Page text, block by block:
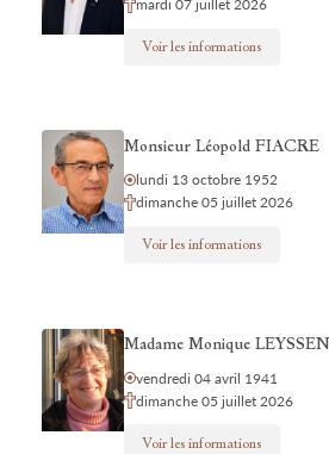
mardi 07 juillet 2026
Voir les informations
Monsieur Léopold FIACRE
lundi 13 octobre 1952
dimanche 05 juillet 2026
Voir les informations
Madame Monique
vendredi 04 avril 1941
dimanche 05 juillet 2026
Voir les informations